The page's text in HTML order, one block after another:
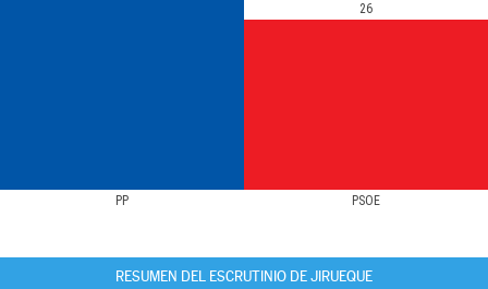
PP PSOE
26
RESUMEN DEL ESCRUTINIO DE JIRUEQUE